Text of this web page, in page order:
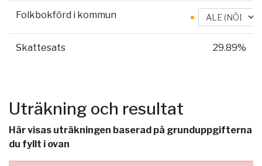
Folkbokförd i kommun
Skattesats 29.89%
Uträkning och resultat
Här visas uträkningen baserad på grunduppgifterna
du fyllt i ovan